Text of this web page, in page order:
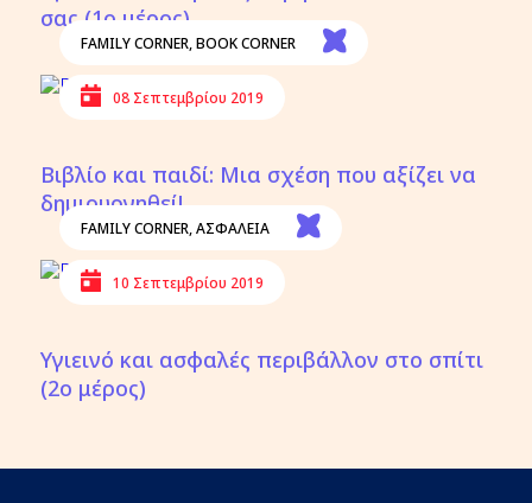
σας (1ο μέρος)
FAMILY CORNER,BOOK CORNER
08 Σεπτεμβρίου 2019
Βιβλίο και παιδί: Μια σχέση που αξίζει να
δημιουργηθεί!
FAMILY CORNER,ΑΣΦΑΛΕΙΑ
10 Σεπτεμβρίου 2019
Υγιεινό και ασφαλές περιβάλλον στο σπίτι
(2ο μέρος)